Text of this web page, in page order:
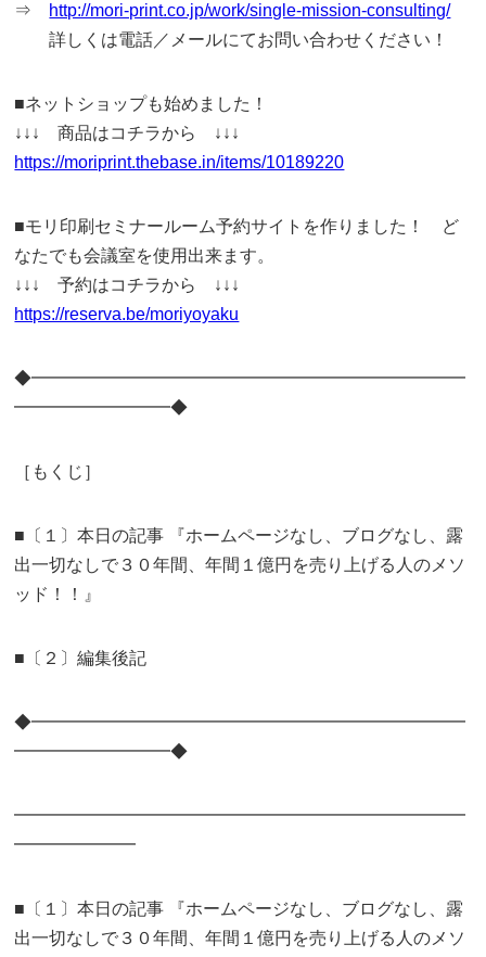
⇒ http://mori-print.co.jp/work/single-mission-consulting/
詳しくは電話／メールにてお問い合わせください！
■ネットショップも始めました！
↓↓↓ 商品はコチラから ↓↓↓
https://moriprint.thebase.in/items/10189220
■モリ印刷セミナールーム予約サイトを作りました！ ど
なたでも会議室を使用出来ます。
↓↓↓ 予約はコチラから ↓↓↓
https://reserva.be/moriyoyaku
◆━━━━━━━━━━━━━━━━━━━━━━━━━
━━━━━━━━━◆
［もくじ］
■〔１〕本日の記事 『ホームページなし、ブログなし、露
出一切なしで３０年間、年間１億円を売り上げる人のメソ
ッド！！』
■〔２〕編集後記
◆━━━━━━━━━━━━━━━━━━━━━━━━━
━━━━━━━━━◆
━━━━━━━━━━━━━━━━━━━━━━━━━━
━━━━━━━
■〔１〕本日の記事 『ホームページなし、ブログなし、露
出一切なしで３０年間、年間１億円を売り上げる人のメソ